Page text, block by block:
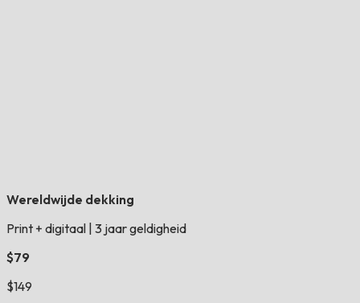
Wereldwijde dekking
Print + digitaal 3 jaar geldigheid
$79
$149